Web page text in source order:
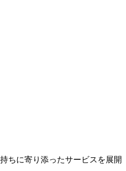
ちに寄り添ったサービスを展開